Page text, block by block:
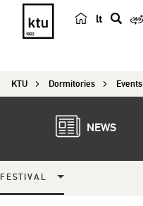
lt
r
h
KTU Dormitories Events
NEWS
FESTIVAL